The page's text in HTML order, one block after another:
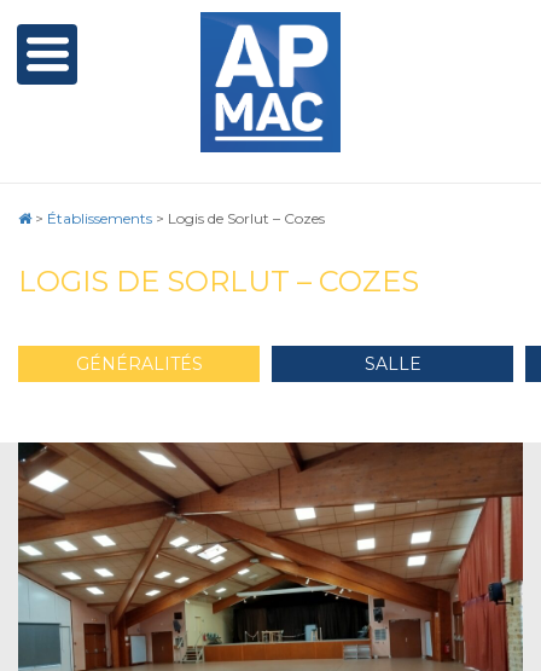
> Établissements > Logis de Sorlut – Cozes
LOGIS DE SORLUT – COZES
GÉNÉRALITÉS SALLE